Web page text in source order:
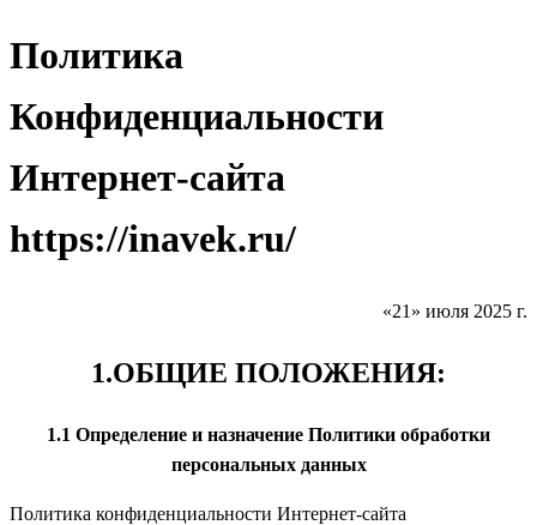
Политика
Конфиденциальности
Интернет-сайта
https://inavek.ru/
«21» июля 2025 г.
1.ОБЩИЕ ПОЛОЖЕНИЯ:
1.1 Определение и назначение Политики обработки
персональных данных
Политика конфиденциальности Интернет-сайта